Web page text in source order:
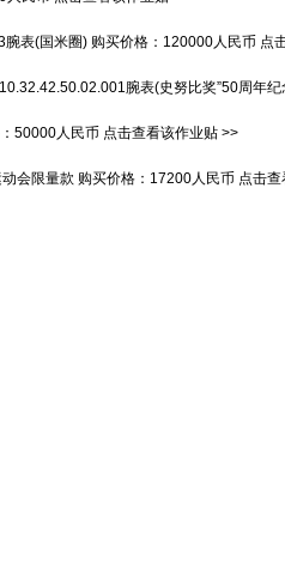
腕表(国米圈) 购买价格： 120000人民币 点
腕表(史努比奖”50周年纪
50000人民币 点击查看该作业贴 >>
会限量款 购买价格： 17200人民币 点击